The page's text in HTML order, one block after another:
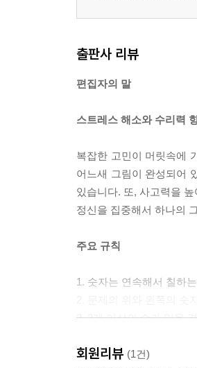
출판사 리뷰
편집자의 말
스트레스 해소와 수리력
복잡한 고민이 머릿속에
어느새 그림이 완성되어
있습니다. 또, 사고력을
정신을 집중해서 하나의
주요 규칙
1. 숫자는 연속해서 칠하
3. 2개 이상의 수가 있을
회원리뷰 (1건)